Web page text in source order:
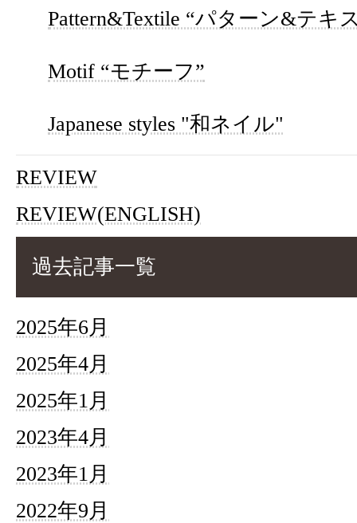
Pattern&Textile “パターン&テキ
Motif “モチーフ”
Japanese styles "和ネイル"
REVIEW
REVIEW(ENGLISH)
過去記事一覧
2025年6月
2025年4月
2025年1月
2023年4月
2023年1月
2022年9月